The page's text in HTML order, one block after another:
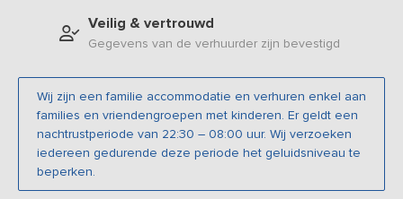
Veilig & vertrouwd
Gegevens van de verhuurder zijn bevestigd
Wij zijn een familie accommodatie en verhuren enkel aan
families en vriendengroepen met kinderen. Er geldt een
nachtrustperiode van 22:30 – 08:00 uur. Wij verzoeken
iedereen gedurende deze periode het geluidsniveau te
beperken.